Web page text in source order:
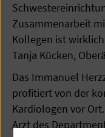
Zusammenarbeit
Kollegen ist
Tanja Kücken,
Das Immanuel
profitiert von der
Kardiologen vor
Arzt des